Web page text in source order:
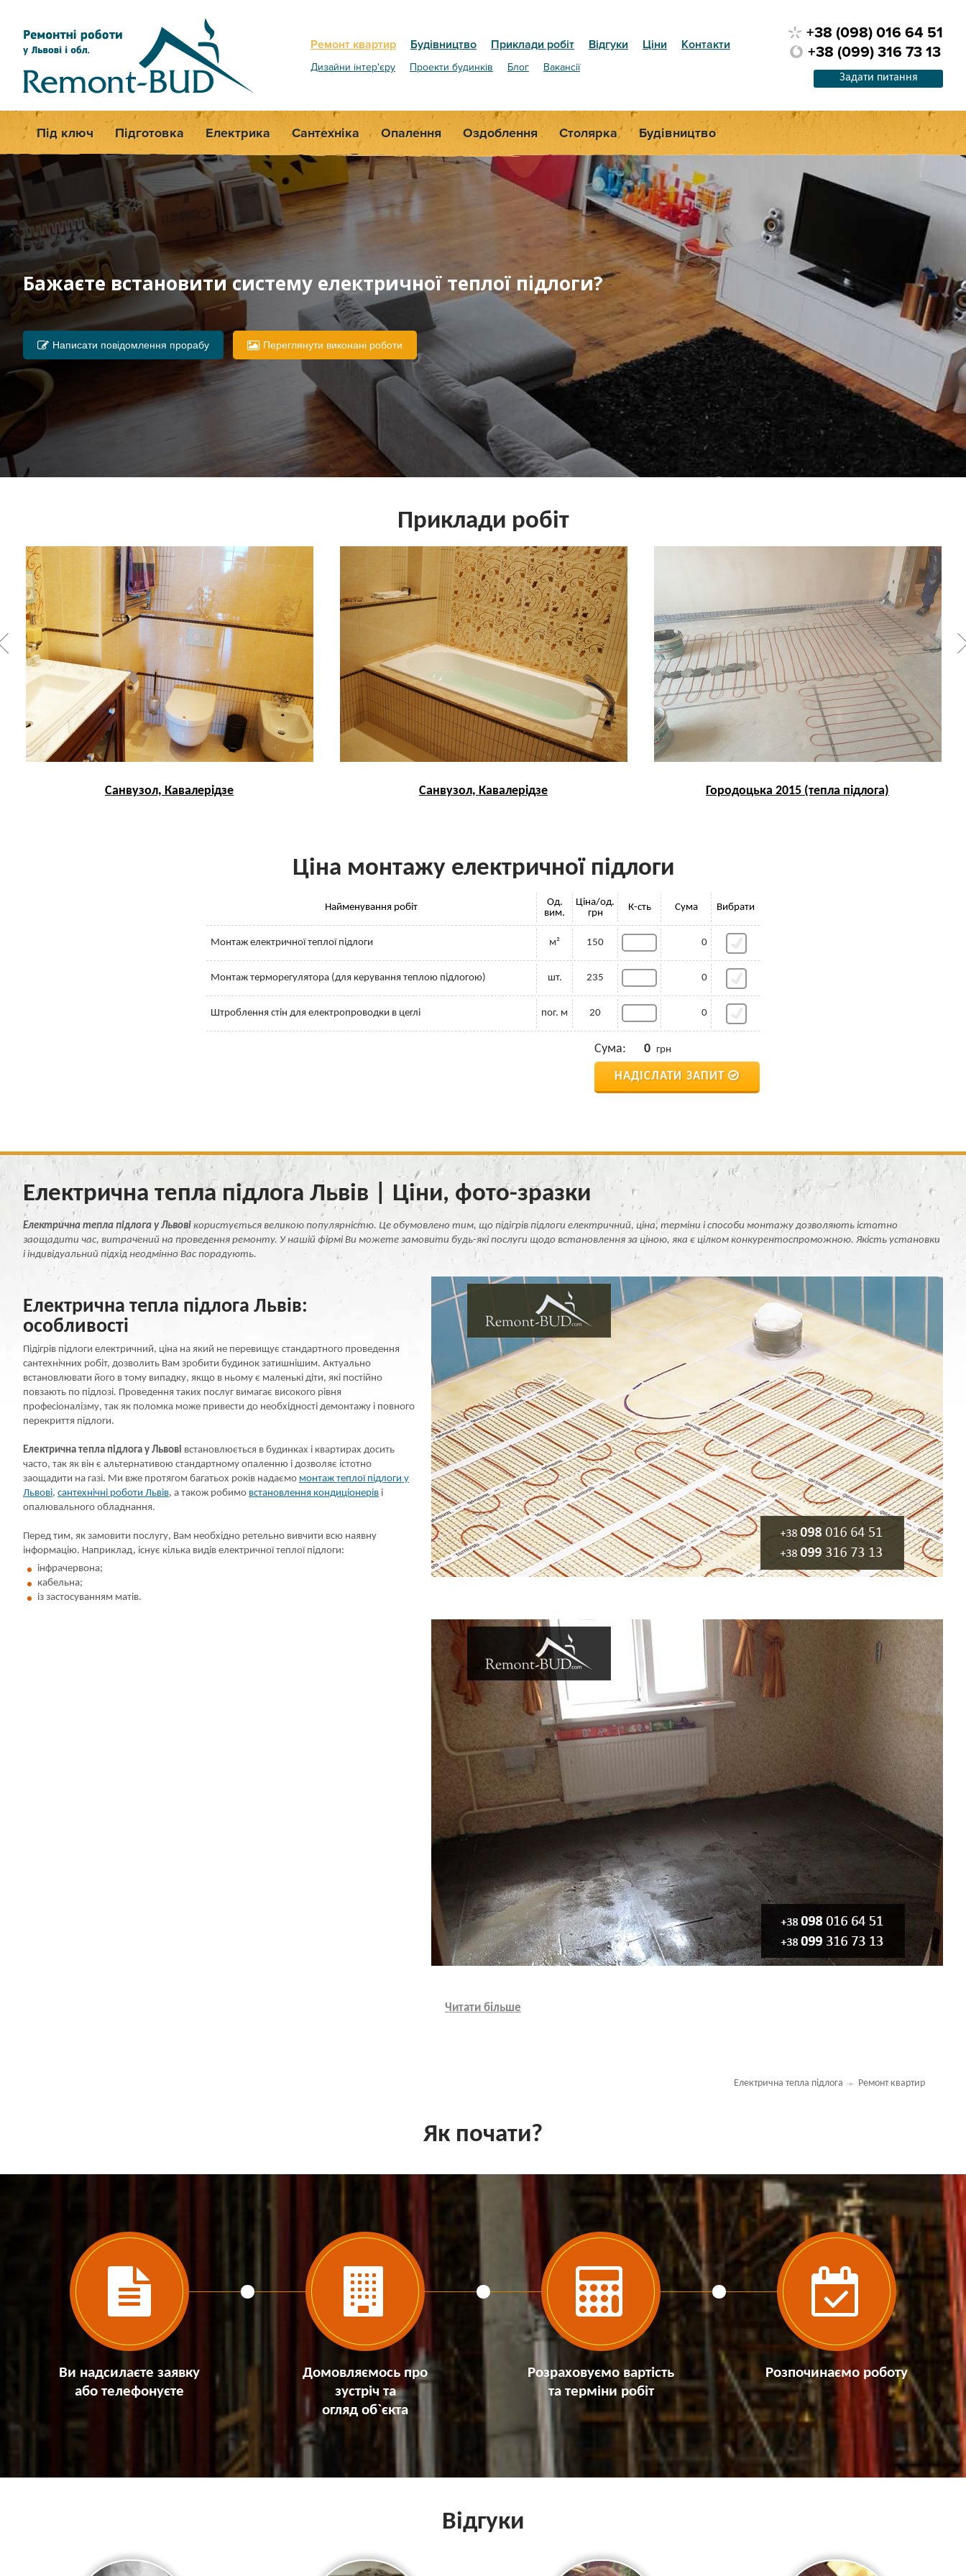
Ремонт квартир Будівництво Приклади робіт Відгуки Ціни Контакти
Дизайни інтер'єру Проекти будинків Блог Вакансії
+38 (098) 016 64 51
+38 (099) 316 73 13
Задати питання
Під ключ Підготовка Електрика Сантехніка Опалення Оздоблення Столярка Будівництво
Бажаєте встановити систему електричної теплої підлоги?
Написати повідомлення прорабу Переглянути виконані роботи
Приклади робіт
Санвузол, Кавалерідзе Санвузол, Кавалерідзе Городоцька 2015 (тепла підлога)
Ціна монтажу електричної підлоги
Найменування робіт
Од.
вим.
Ціна/од.
грн
К-сть Сума Вибрати
Монтаж електричної теплої підлоги м² 150 0
Монтаж терморегулятора (для керування теплою підлогою) шт. 235 0
Штроблення стін для електропроводки в цеглі пог. м 20 0
Сума: 0 грн
НАДІСЛАТИ ЗАПИТ
Електрична тепла підлога Львів | Ціни, фото-зразки
Електрична тепла підлога у Львові користується великою популярністю. Це обумовлено тим, що підігрів підлоги електричний, ціна, терміни і способи монтажу дозволяють істотно
заощадити час, витрачений на проведення ремонту. У нашій фірмі Ви можете замовити будь-які послуги щодо встановлення за ціною, яка є цілком конкурентоспроможною. Якість установки
і індивідуальний підхід неодмінно Вас порадують.
Електрична тепла підлога Львів:
особливості
Підігрів підлоги електричний, ціна на який не перевищує стандартного проведення
сантехнічних робіт, дозволить Вам зробити будинок затишнішим. Актуально
встановлювати його в тому випадку, якщо в ньому є маленькі діти, які постійно
повзають по підлозі. Проведення таких послуг вимагає високого рівня
професіоналізму, так як поломка може привести до необхідності демонтажу і повного
перекриття підлоги.
Електрична тепла підлога у Львові встановлюється в будинках і квартирах досить
часто, так як він є альтернативою стандартному опаленню і дозволяє істотно
заощадити на газі. Ми вже протягом багатьох років надаємо монтаж теплої підлоги у
Львові, сантехнічні роботи Львів, а також робимо встановлення кондиціонерів і
опалювального обладнання.
Перед тим, як замовити послугу, Вам необхідно ретельно вивчити всю наявну
інформацію. Наприклад, існує кілька видів електричної теплої підлоги:
інфрачервона;
кабельна;
із застосуванням матів.
Читати більше
Ремонт квартир
Електрична тепла підлога
Як почати?
Ви надсилаєте заявку
або телефонуєте
Домовляємось про
зустріч та
огляд об`єкта
Розраховуємо вартість
та терміни робіт
Розпочинаємо роботу
Відгуки